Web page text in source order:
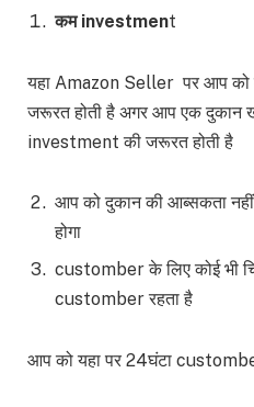
कम investment
यहा Amazon Seller पर आप
जरूरत होती है अगर आप एक दुकान
investment की जरूरत होती है
आप को दुकान की आब्सकता
होगा
customber के लिए कोई भी
customber रहता है
आप को यहा पर 24घंटा